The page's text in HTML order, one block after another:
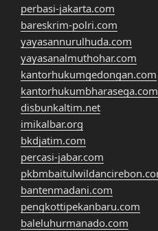
perbasi-jakarta.com
bareskrim-polri.com
yayasannurulhuda.com
yayasanalmuthohar.com
kantorhukumgedongan.com
kantorhukumbharasega.com
disbunkaltim.net
imikalbar.org
bkdjatim.com
percasi-jabar.com
bantenmadani.com
pengkottipekanbaru.com
baleluhurmanado.com